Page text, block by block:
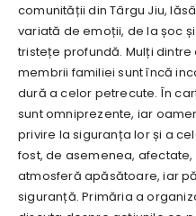
comunității din Târgu Jiu,
variată de emoții, de la șoc
tristețe profundă. Mulți
membrii familiei sunt încă
dură a celor petrecute. În
sunt omniprezente, iar
privire la siguranța lor și a
fost, de asemenea,
atmosferă apăsătoare, iar
siguranță. Primăria a